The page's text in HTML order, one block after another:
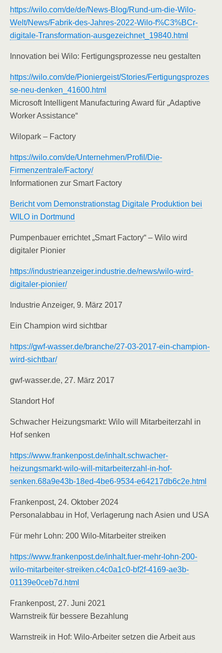
https://wilo.com/de/de/News-Blog/Rund-um-die-Wilo-
Welt/News/Fabrik-des-Jahres-2022-Wilo-f%C3%BCr-
digitale-Transformation-ausgezeichnet_19840.html
Innovation bei Wilo: Fertigungsprozesse neu gestalten
https://wilo.com/de/Pioniergeist/Stories/Fertigungsprozes
se-neu-denken_41600.html
Microsoft Intelligent Manufacturing Award für „Adaptive
Worker Assistance“
Wilopark – Factory
https://wilo.com/de/Unternehmen/Profil/Die-
Firmenzentrale/Factory/
Informationen zur Smart Factory
Bericht vom Demonstrationstag Digitale Produktion bei
WILO in Dortmund
Pumpenbauer errichtet „Smart Factory“ – Wilo wird
digitaler Pionier
https://industrieanzeiger.industrie.de/news/wilo-wird-
digitaler-pionier/
Industrie Anzeiger, 9. März 2017
Ein Champion wird sichtbar
https://gwf-wasser.de/branche/27-03-2017-ein-champion-
wird-sichtbar/
gwf-wasser.de, 27. März 2017
Standort Hof
Schwacher Heizungsmarkt: Wilo will Mitarbeiterzahl in
Hof senken
https://www.frankenpost.de/inhalt.schwacher-
heizungsmarkt-wilo-will-mitarbeiterzahl-in-hof-
senken.68a9e43b-18ed-4be6-9534-e64217db6c2e.html
Frankenpost, 24. Oktober 2024
Personalabbau in Hof, Verlagerung nach Asien und USA
Für mehr Lohn: 200 Wilo-Mitarbeiter streiken
https://www.frankenpost.de/inhalt.fuer-mehr-lohn-200-
wilo-mitarbeiter-streiken.c4c0a1c0-bf2f-4169-ae3b-
01139e0ceb7d.html
Frankenpost, 27. Juni 2021
Warnstreik für bessere Bezahlung
Warnstreik in Hof: Wilo-Arbeiter setzen die Arbeit aus